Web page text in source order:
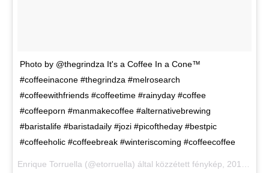
Photo by @thegrindza It's a Coffee In a Cone™
#coffeeinacone #thegrindza #melrosearch
#coffeewithfriends #coffeetime #rainyday #coffee
#coffeeporn #manmakecoffee #alternativebrewing
#baristalife #baristadaily #jozi #picoftheday #bestpic
#coffeeholic #coffeebreak #winteriscoming #coffeecoffee
Enrique Torruella (@etorruella) által közzétett fénykép, 2016. Máj 27., 09:41 PDT